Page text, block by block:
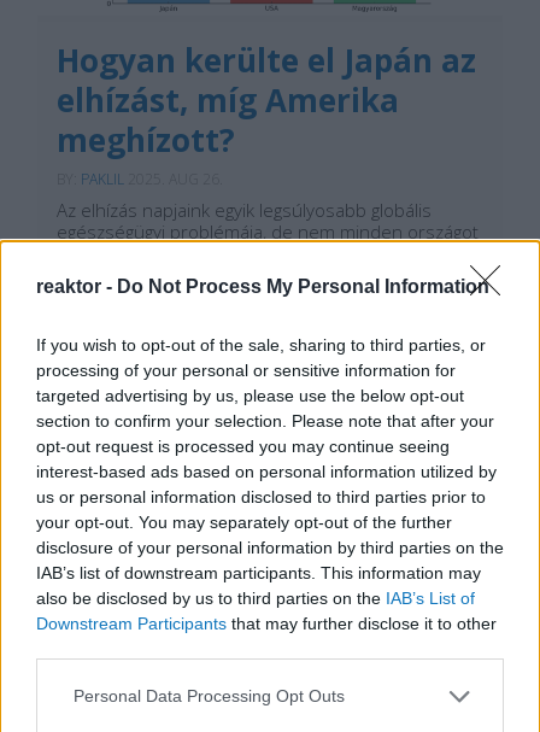
reaktor - Do Not Process My Personal Information
If you wish to opt-out of the sale, sharing to third parties, or
processing of your personal or sensitive information for
targeted advertising by us, please use the below opt-out
section to confirm your selection. Please note that after your
opt-out request is processed you may continue seeing
interest-based ads based on personal information utilized by
us or personal information disclosed to third parties prior to
your opt-out. You may separately opt-out of the further
disclosure of your personal information by third parties on the
IAB’s list of downstream participants. This information may
also be disclosed by us to third parties on the IAB’s List of
Downstream Participants that may further disclose it to other
Please note that this website/app uses one or more Google
Personal Data Processing Opt Outs
Hogyan kerülte el Japán az
elhízást, míg Amerika
meghízott?
PAKLIL
Az elhízás napjaink egyik legsúlyosabb globális
egészségügyi problémája, de nem minden országot
és az Egyesült Államok, élesen eltérő példákat
mutatnak: míg Japánban az elhízott felnőttek aránya
Tetszik 0
REAKTOR